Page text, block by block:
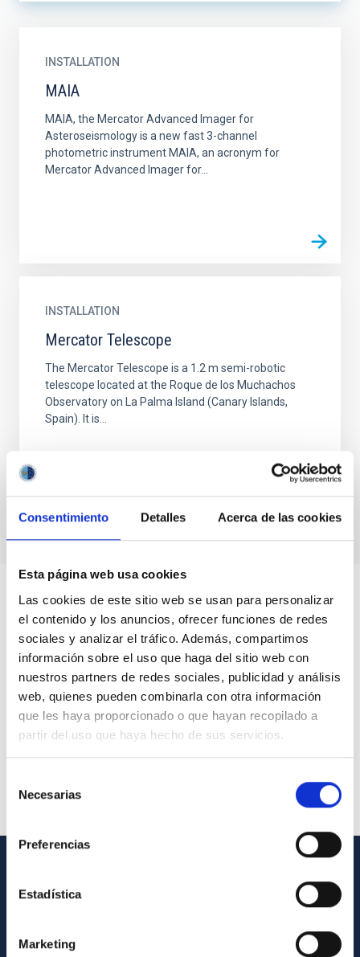
Consentimiento Detalles Acerca de las cookies
Esta página web usa cookies
Las cookies de este sitio web se usan para personalizar
el contenido y los anuncios, ofrecer funciones de redes
sociales y analizar el tráfico. Además, compartimos
información sobre el uso que haga del sitio web con
nuestros partners de redes sociales, publicidad y análisis
web, quienes pueden combinarla con otra información
que les haya proporcionado o que hayan recopilado a
partir del uso que haya hecho de sus servicios.
Necesarias
Preferencias
Estadística
Marketing
INSTALLATION
MAIA
MAIA, the Mercator Advanced Imager for
Asteroseismology is a new fast 3-channel
photometric instrument MAIA, an acronym for
Mercator Advanced Imager for...
INSTALLATION
Mercator Telescope
The Mercator Telescope is a 1.2 m semi-robotic
telescope located at the Roque de los Muchachos
Observatory on La Palma Island (Canary Islands,
Spain). It is...
How to get to the IAC